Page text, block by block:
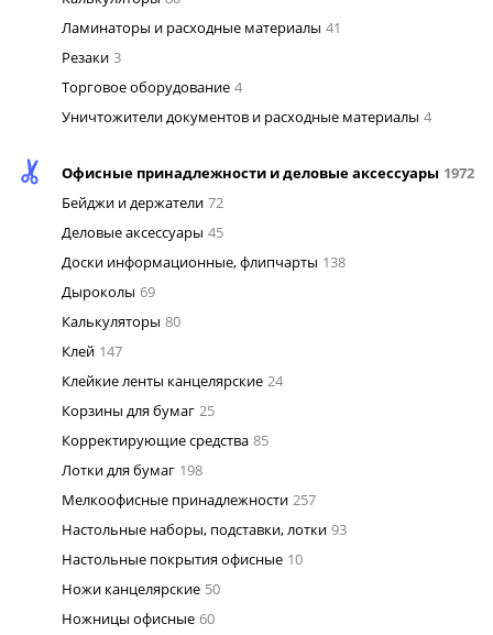
Ламинаторы и расходные материалы 41
Резаки 3
Торговое оборудование 4
Уничтожители документов и расходные материалы 4
Офисные принадлежности и деловые аксессуары 1972
Бейджи и держатели 72
Деловые аксессуары 45
Доски информационные, флипчарты 138
Дыроколы 69
Калькуляторы 80
Клей 147
Клейкие ленты канцелярские 24
Корзины для бумаг 25
Корректирующие средства 85
Лотки для бумаг 198
Мелкоофисные принадлежности 257
Настольные наборы, подставки, лотки 93
Настольные покрытия офисные 10
Ножи канцелярские 50
Ножницы офисные 60